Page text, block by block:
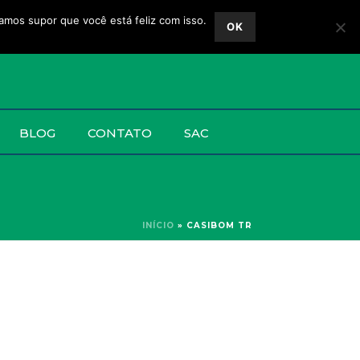
BLOG CONTATO SAC
INÍCIO » CASIBOM TR
supor que você está feliz com isso. OK